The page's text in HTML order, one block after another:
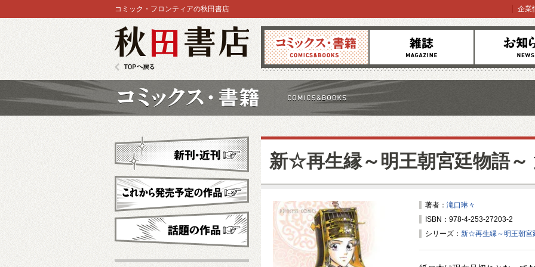
コミックス 雑誌 お知らせ
コミック・フロンティアの秋田書店 企業
新☆再生縁～明王朝宮廷物語～
著者： 滝口琳々
ISBN：978-4-253-27203-2
シリーズ： 新☆再生縁～明王朝宮
新刊・近刊
これから発売予定